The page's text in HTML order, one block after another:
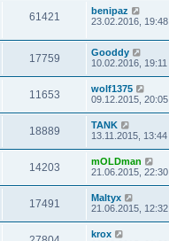
61421
benipaz
23.02.2016, 19:48
17759
Gooddy
10.02.2016, 19:11
11653
wolf1375
09.12.2015, 20:05
18889
TANK
13.11.2015, 13:44
14203
mOLDman
21.06.2015, 22:30
17491
Maltyx
21.06.2015, 12:32
krox